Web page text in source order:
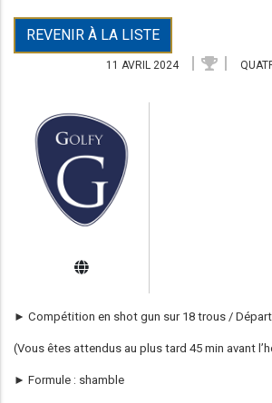
REVENIR À LA LISTE
11 AVRIL 2024
► Compétition en shot gun sur 18 trous / Départ
(Vous êtes attendus au plus tard 45 min avant
► Formule : shamble